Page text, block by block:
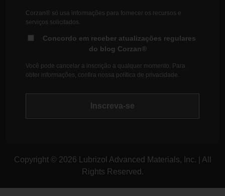
Corzan® só usa informações para fornecer os recursos e
serviços solicitados.
Concordo em receber atualizações regulares
do blog Corzan®
Você pode cancelar a inscrição a qualquer momento. Para
obter informações, confira nossa política de privacidade.
Copyright © 2026 Lubrizol Advanced Materials, Inc. | All
Rights Reserved.